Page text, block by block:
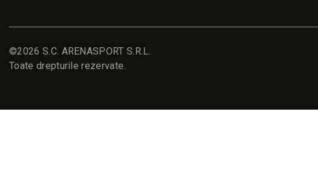
©2026 S.C. ARENASPORT S.R.L.
Toate drepturile rezervate.